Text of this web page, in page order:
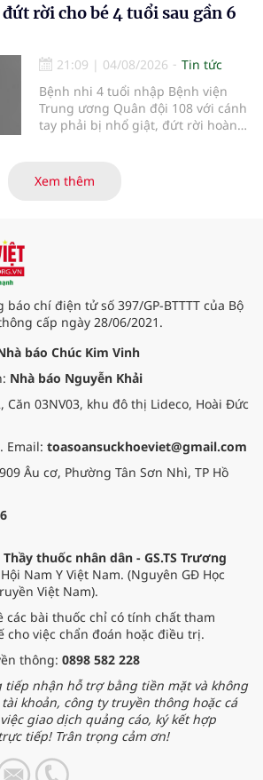
cường truyền thông, hoàn thiện
quy trình chuyên môn và hệ thống
hiến và ghép mô tạng.
rời cho bé 4 tuổi sau gần 6
21:09 | 04/08/2026
Tin tức
Bệnh nhi 4 tuổi nhập Bệnh viện
Trung ương Quân đội 108 với cánh
tay phải bị nhổ giật, đứt rời hoàn
thương nặng và thời gian thiếu
máu kéo dài, các bác sĩ đã tái lập
Xem thêm
chí điện tử số 397/GP-BTTTT của Bộ
cấp ngày 28/06/2021.
báo Chúc Kim Vinh
Nhà báo Nguyễn Khải
Căn 03NV03, khu đô thị Lideco, Hoài Đức
. Email: toasoansuckhoeviet@gmail.com
Âu cơ, Phường Tân Sơn Nhì, TP Hồ
Thầy thuốc nhân dân - GS.TS Trương
Nam Y Việt Nam. (Nguyên GĐ Học
Việt Nam).
các bài thuốc chỉ có tính chất tham
cho việc chẩn đoán hoặc điều trị.
thông: 0898 582 228
tiếp nhận hỗ trợ bằng tiền mặt và không
khoản, công ty truyền thông hoặc cá
giao dịch quảng cáo, ký kết hợp
tiếp! Trân trọng cảm ơn!